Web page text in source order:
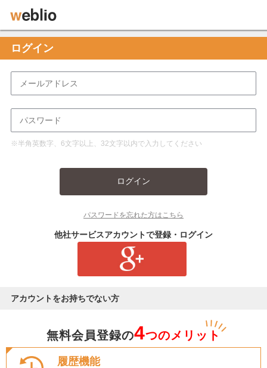
ログイン
※半角英数字、6文字以上、32文字以内で入力してください
ログイン
パスワードを忘れた方はこちら
他社サービスアカウントで登録・ログイン
アカウントをお持ちでない方
無料会員登録の4つのメリット
履歴機能